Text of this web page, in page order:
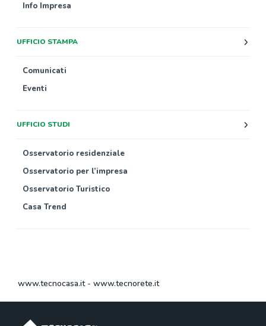
Info Impresa
UFFICIO STAMPA
Comunicati
Eventi
UFFICIO STUDI
Osservatorio residenziale
Osservatorio per l’impresa
Osservatorio Turistico
Casa Trend
www.tecnocasa.it- www.tecnorete.it